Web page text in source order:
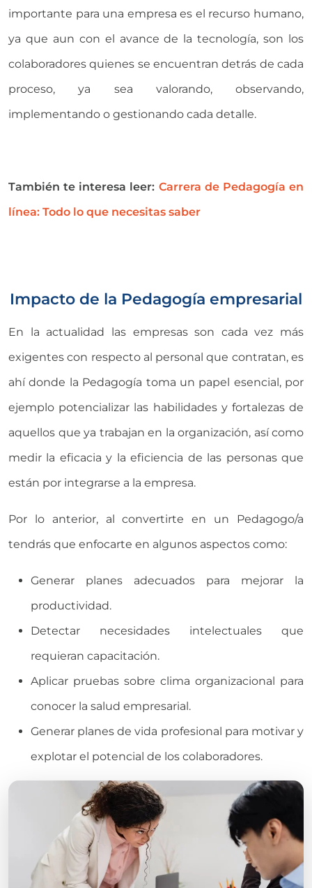
importante para una empresa es el recurso humano,
ya que aun con el avance de la tecnología, son los
colaboradores quienes se encuentran detrás de cada
proceso, ya sea valorando, observando,
implementando o gestionando cada detalle.
También te interesa leer: Carrera de Pedagogía en
línea: Todo lo que necesitas saber
Impacto de la Pedagogía empresarial
En la actualidad las empresas son cada vez más
exigentes con respecto al personal que contratan, es
ahí donde la Pedagogía toma un papel esencial, por
ejemplo potencializar las habilidades y fortalezas de
aquellos que ya trabajan en la organización, así como
medir la eficacia y la eficiencia de las personas que
están por integrarse a la empresa.
Por lo anterior, al convertirte en un Pedagogo/a
tendrás que enfocarte en algunos aspectos como:
Generar planes adecuados para mejorar la
productividad.
Detectar necesidades intelectuales que
requieran capacitación.
Aplicar pruebas sobre clima organizacional para
conocer la salud empresarial.
Generar planes de vida profesional para motivar y
explotar el potencial de los colaboradores.